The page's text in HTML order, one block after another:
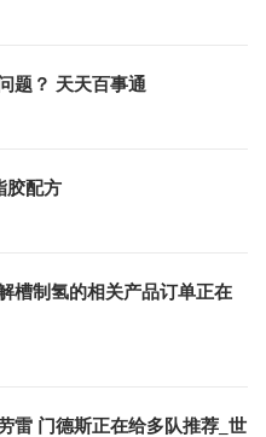
题？ 天天百事通
胶配方
槽制氢的相关产品订单正在
雷 门德斯正在给多队推荐_世